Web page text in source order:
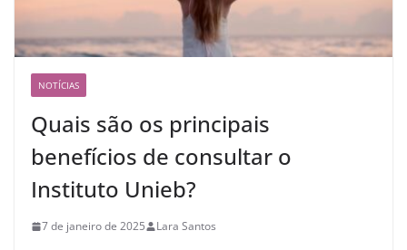
NOTÍCIAS
Quais são os principais
benefícios de consultar o
Instituto Unieb?
7 de janeiro de 2025 Lara Santos